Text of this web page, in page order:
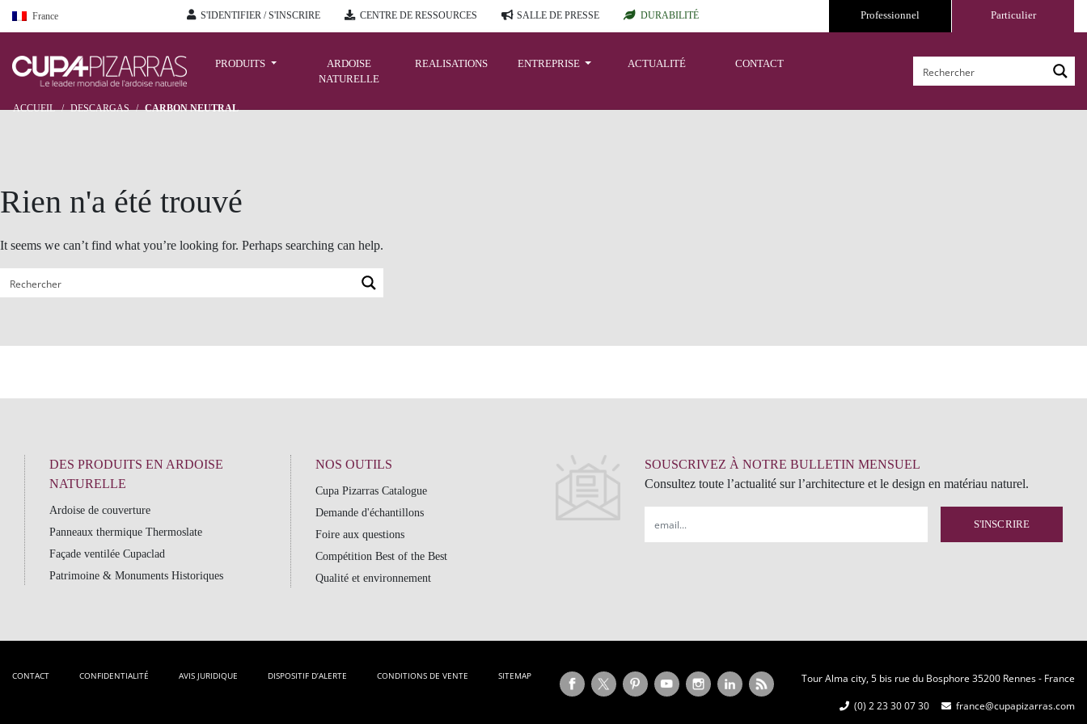
France S'IDENTIFIER / S'INSCRIRE CENTRE DE RESSOURCES SALLE DE PRESSE DURABILITÉ Particulier
Professionnel
content
PRODUITS
ARDOISE
NATURELLE
REALISATIONS ENTREPRISE ACTUALITÉ CONTACT
ACCUEIL / DESCARGAS / CARBON NEUTRAL
Rien n'a été trouvé
It seems we can’t find what you’re looking for. Perhaps searching can help.
DES PRODUITS EN ARDOISE
NATURELLE
Ardoise de couverture
Panneaux thermique Thermoslate
Façade ventilée Cupaclad
Patrimoine & Monuments Historiques
NOS OUTILS
Cupa Pizarras Catalogue
Demande d'échantillons
Foire aux questions
Compétition Best of the Best
Qualité et environnement
SOUSCRIVEZ À NOTRE BULLETIN MENSUEL
Consultez toute l’actualité sur l’architecture et le design en matériau naturel.
CONTACT CONFIDENTIALITÉ AVIS JURIDIQUE DISPOSITIF D’ALERTE CONDITIONS DE VENTE SITEMAP
Tour Alma city, 5 bis rue du Bosphore 35200 Rennes - France
(0) 2 23 30 07 30
france@cupapizarras.com